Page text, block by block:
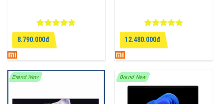
Video chi tiết sản phẩm Dell Inspiron 5440
Được xếp
hạng4.67
5 sao
8.790.000đ
Được xếp
hạng
55
sao
12.480.000đ
Brand New Brand New